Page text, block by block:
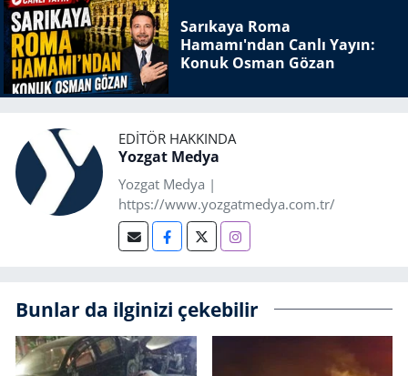
Sarıkaya Roma
Hamamı'ndan Canlı Yayın:
Konuk Osman Gözan
EDITÖR HAKKINDA
Yozgat Medya
Yozgat Medya |
https://www.yozgatmedya.com.tr/
Bunlar da ilginizi çekebilir